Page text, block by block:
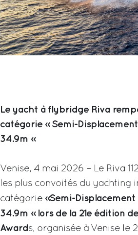
Le yacht à flybridge Riva
catégorie « Semi-
34.9m »
Venise, 4 mai 2026 – Le Riva
les plus convoités du yachting
catégorie «Semi-
34.9m » lors de la 21e édition
Award s, organisée à Venise le